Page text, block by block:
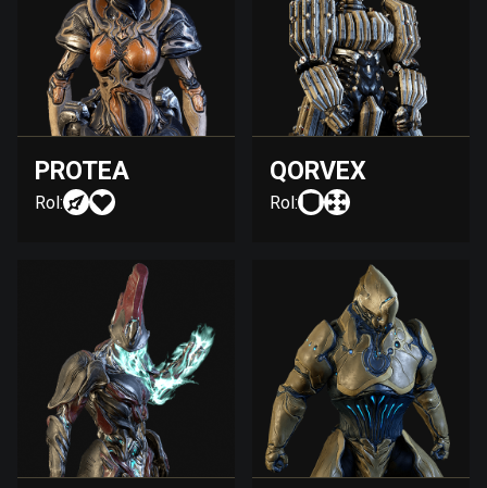
PROTEA
Rol:
QORVEX
Rol: